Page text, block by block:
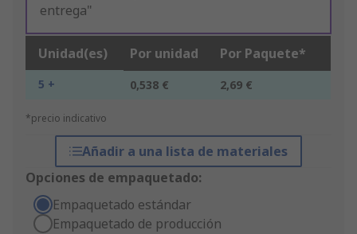
entrega"
Unidad(es) Por unidad Por Paquete*
5 + 0,538 € 2,69 €
*precio indicativo
Añadir a una lista de materiales
Opciones de empaquetado:
Empaquetado estándar
Empaquetado de producción